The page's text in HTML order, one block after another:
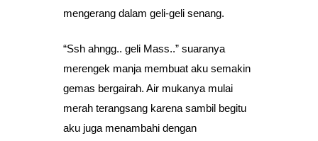
mengerang dalam geli-geli senang.
“Ssh ahngg.. geli Mass..” suaranya
merengek manja membuat aku semakin
gemas bergairah. Air mukanya mulai
merah terangsang karena sambil begitu
aku juga menambahi dengan